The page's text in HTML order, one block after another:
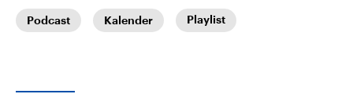
Podcast Kalender Playlist